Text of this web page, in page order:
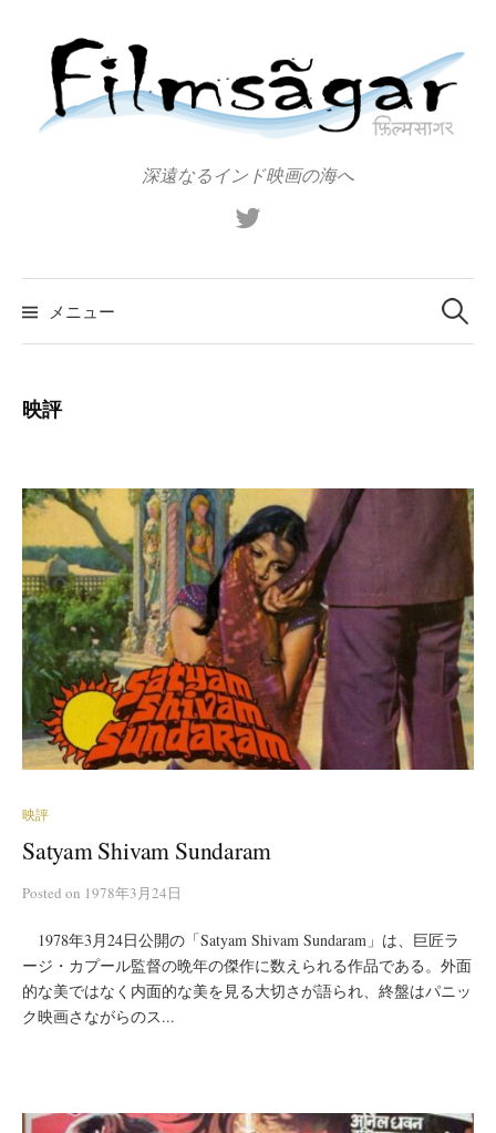
プ
深遠なるインド映画の海へ
メニュー
検
索:
映評
映評
Satyam Shivam Sundaram
Posted on 1978年3月24日
1978年3月24日公開の「Satyam Shivam Sundaram」は、巨匠ラ
ージ・カプール監督の晩年の傑作に数えられる作品である。外面
的な美ではなく内面的な美を見る大切さが語られ、終盤はパニッ
ク映画さながらのス...